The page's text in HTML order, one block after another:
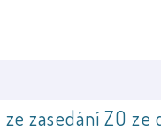
zasedání ZO ze